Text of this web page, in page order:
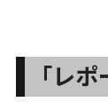
「レ